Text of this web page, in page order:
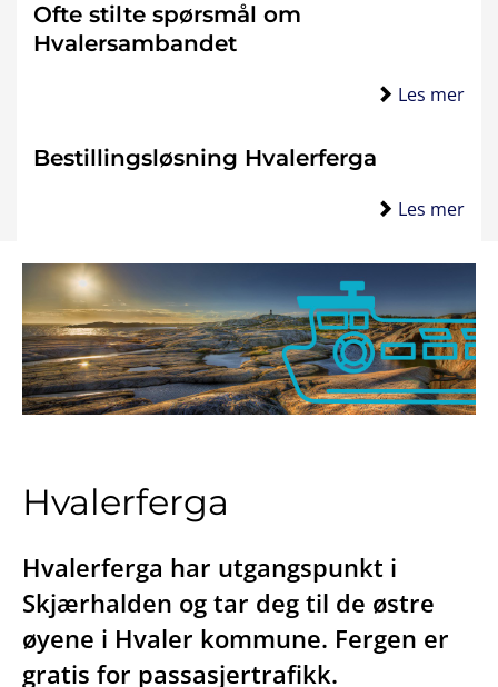
Ofte stilte spørsmål om
Hvalersambandet
Les mer
Bestillingsløsning Hvalerferga
Les mer
Hvalerferga
Hvalerferga har utgangspunkt i
Skjærhalden og tar deg til de østre
øyene i Hvaler kommune. Fergen er
gratis for passasjertrafikk.